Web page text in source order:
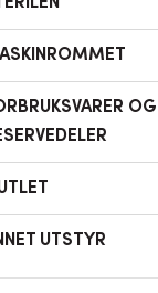
OG
UTSTYR